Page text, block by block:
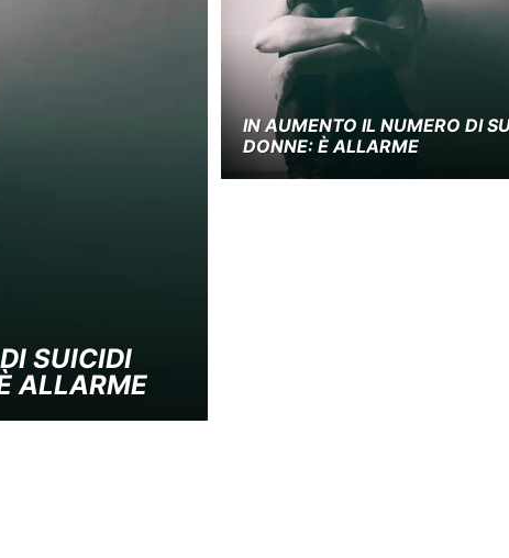
SUICIDI
ALLARME
IN AUMENTO IL NUMERO DI
DONNE: È ALLARME